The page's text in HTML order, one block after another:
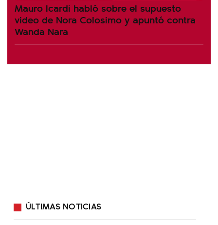
Mauro Icardi habló sobre el supuesto
video de Nora Colosimo y apuntó contra
Wanda Nara
ÚLTIMAS NOTICIAS